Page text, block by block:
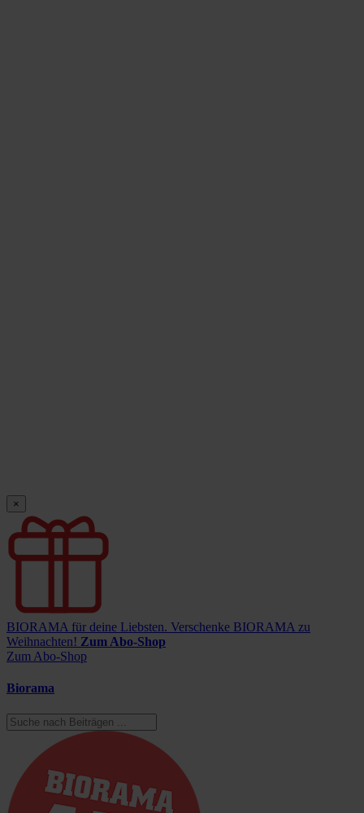
×
BIORAMA für deine Liebsten. Verschenke BIORAMA zu
Weihnachten! Zum Abo-Shop
Zum Abo-Shop
Biorama